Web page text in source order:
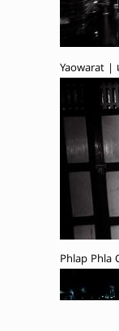
Yaowarat |
Phlap Phla